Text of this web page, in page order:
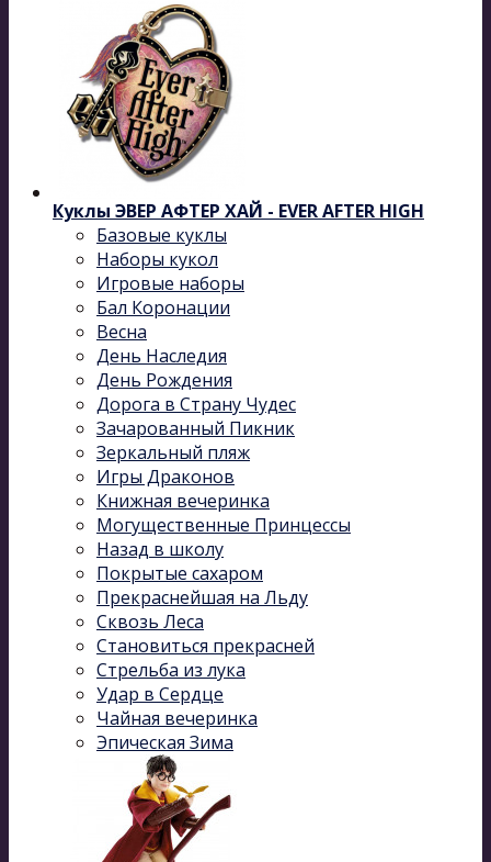
Куклы ЭВЕР АФТЕР ХАЙ - EVER AFTER HIGH
Базовые куклы
Наборы кукол
Игровые наборы
Бал Коронации
Весна
День Наследия
День Рождения
Дорога в Страну Чудес
Зачарованный Пикник
Зеркальный пляж
Игры Драконов
Книжная вечеринка
Могущественные Принцессы
Назад в школу
Покрытые сахаром
Прекраснейшая на Льду
Сквозь Леса
Становиться прекрасней
Стрельба из лука
Удар в Сердце
Чайная вечеринка
Эпическая Зима